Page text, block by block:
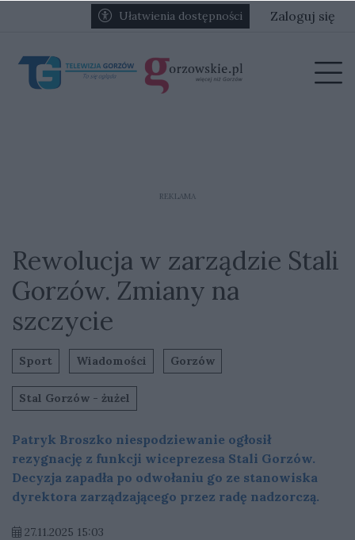
Przejdź do głównych treści
Przejdź do głównego menuUłatwienia dostępności Zaloguj się
REKLAMA
Rewolucja w zarządzie Stali
Gorzów. Zmiany na
szczycie
Sport Wiadomości Gorzów
Stal Gorzów - żużel
Patryk Broszko niespodziewanie ogłosił
rezygnację z funkcji wiceprezesa Stali Gorzów.
Decyzja zapadła po odwołaniu go ze stanowiska
dyrektora zarządzającego przez radę nadzorczą.
27.11.2025 15:03